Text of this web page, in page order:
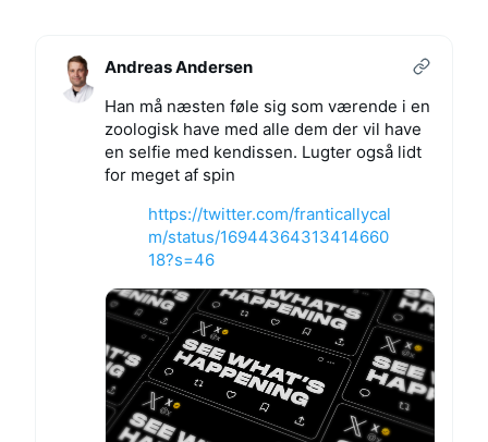
Andreas Andersen
Han må næsten føle sig som værende i en
zoologisk have med alle dem der vil have
en selfie med kendissen. Lugter også lidt
for meget af spin
https://twitter.com/franticallycal
m/status/16944364313414660
18?s=46